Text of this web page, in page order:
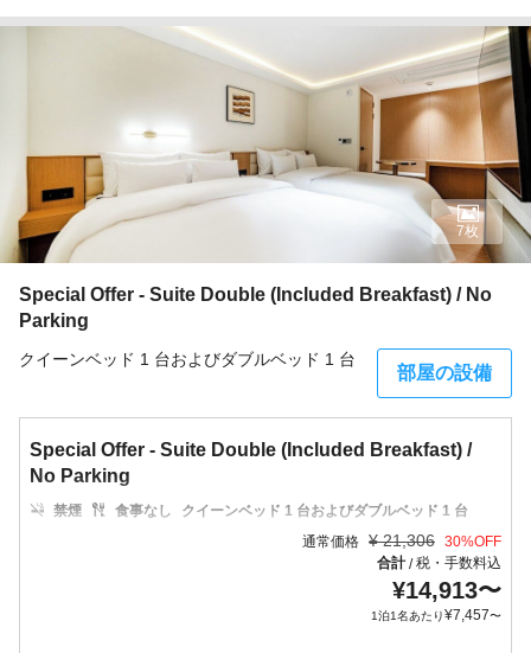
Special Offer - Suite Double (Included Breakfast) / No
Parking
クイーンベッド 1 台およびダブルベッド 1 台
部屋の設備
7枚
Special Offer - Suite Double (Included Breakfast) /
No Parking
禁煙 食事なし
クイーンベッド 1 台およびダブルベッド 1 台
通常価格 ¥ 21,306 30%OFF
合計/税・手数料込
¥14,913〜
1泊1名あたり¥7,457〜